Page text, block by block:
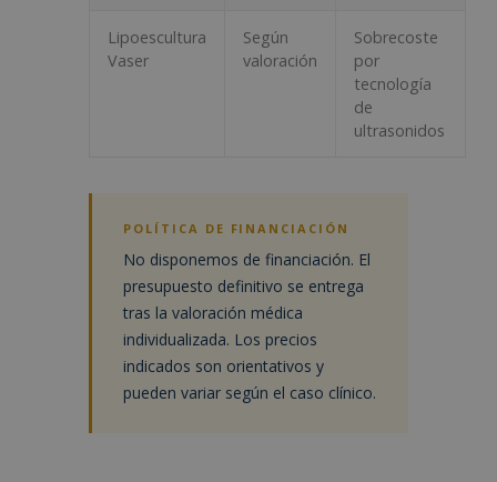
Lipoescultura
Vaser
Según
valoración
Sobrecoste
por
tecnología
de
ultrasonidos
POLÍTICA DE FINANCIACIÓN
No disponemos de financiación. El
presupuesto definitivo se entrega
tras la valoración médica
individualizada. Los precios
indicados son orientativos y
pueden variar según el caso clínico.